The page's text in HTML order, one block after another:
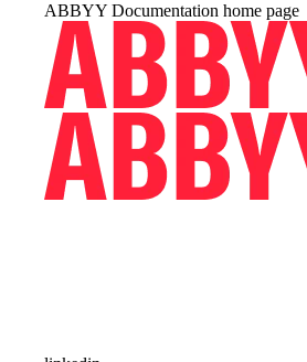
ABBYY Documentation home page